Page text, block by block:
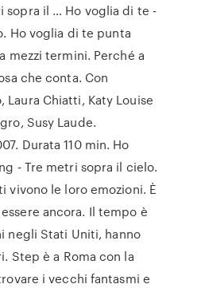
sopra il … Ho voglia di te -
Ho voglia di te punta
mezzi termini. Perché a
che conta. Con
Laura Chiatti, Katy Louise
Susy Laude.
Durata 110 min. Ho
- Tre metri sopra il cielo.
vivono le loro emozioni. È
ancora. Il tempo è
negli Stati Uniti, hanno
Step è a Roma con la
i vecchi fantasmi e